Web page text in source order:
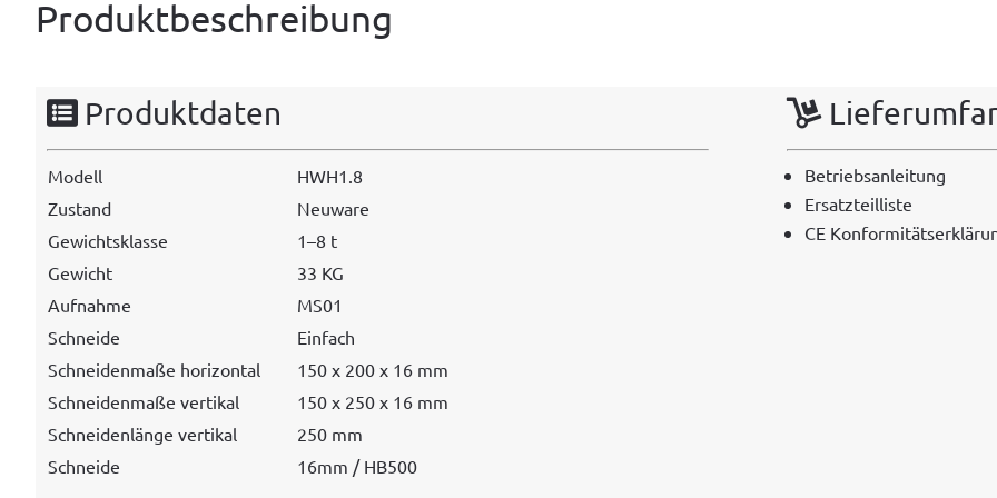
Produktbeschreibung
Produktdaten
Mod­ell
HWH1.8
Zus­tand
Neuware
Gewicht­sklasse
1–8 t
Gewicht
33 KG
Auf­nahme
MS01
Schnei­de
Ein­fach
Schnei­den­maße horizontal
150 x 200 x 16 mm
Schnei­den­maße vertikal
150 x 250 x 16 mm
Schnei­den­länge vertikal
250 mm
Schnei­de
16mm / HB500
Betrieb­san­leitung
Ersatzteil­liste
CE